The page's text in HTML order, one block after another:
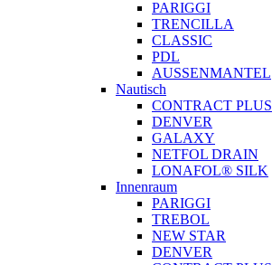
PARIGGI
TRENCILLA
CLASSIC
PDL
AUSSENMANTEL
Nautisch
CONTRACT PLUS
DENVER
GALAXY
NETFOL DRAIN
LONAFOL® SILK
Innenraum
PARIGGI
TREBOL
NEW STAR
DENVER